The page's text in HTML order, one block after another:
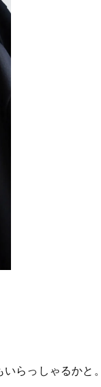
らっしゃるかと。